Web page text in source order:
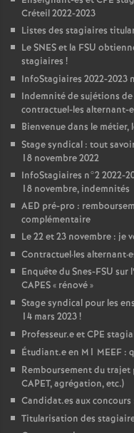
Créteil 2022-2023
Listes des stagiaires
LeSNESet la FSU
stagiaires !
InfoStagiaires 2022-2023
Indemnité de sujétions
contractuel-les alternant-
Bienvenue dans le métier,
Stage syndical : tout
18 novembre 2022
InfoStagiaires n°2 2022-
18 novembre, indemnités
AED pré-pro :
complémentaire
Le 22 et 23 novembre : je
Contractuel·les alternant·
Enquête du Snes-FSU sur
CAPES« rénové»
Stage syndical pour les
14 mars 2023!
Professeur.e etCPE
Étudiant.e en M1 MEEF :
Remboursement du trajet
CAPET, agrégation, etc.)
Candidat.es aux
Titularisation des